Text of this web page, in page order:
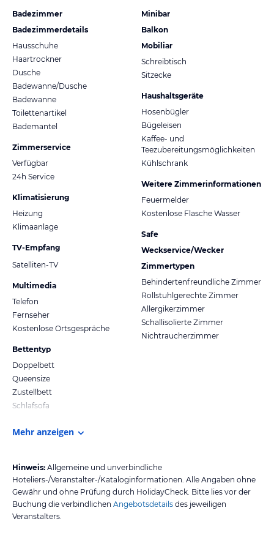
Badezimmer
Badezimmerdetails
Hausschuhe
Haartrockner
Dusche
Badewanne/Dusche
Badewanne
Toilettenartikel
Bademantel
Zimmerservice
Verfügbar
24h Service
Klimatisierung
Heizung
Klimaanlage
TV-Empfang
Satelliten-TV
Multimedia
Telefon
Fernseher
Kostenlose Ortsgespräche
Bettentyp
Doppelbett
Queensize
Zustellbett
Schlafsofa
Minibar
Balkon
Mobiliar
Schreibtisch
Sitzecke
Haushaltsgeräte
Hosenbügler
Bügeleisen
Kaffee- und
Teezubereitungsmöglichkeiten
Kühlschrank
Weitere Zimmerinformationen
Feuermelder
Kostenlose Flasche Wasser
Safe
Weckservice/Wecker
Zimmertypen
Behindertenfreundliche Zimmer
Rollstuhlgerechte Zimmer
Allergikerzimmer
Schallisolierte Zimmer
Nichtraucherzimmer
Mehr anzeigen
Hinweis: Allgemeine und unverbindliche
Hoteliers-/Veranstalter-/Kataloginformationen. Alle Angaben ohne
Gewähr und ohne Prüfung durch HolidayCheck. Bitte lies vor der
Buchung die verbindlichen Angebotsdetails des jeweiligen
Veranstalters.